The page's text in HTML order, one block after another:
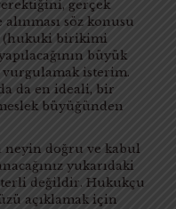
gerçek
söz konusu
(hukuki birikimi
büyük
isterim.
da en ideali, bir
büyüğünden
neyin doğru ve kabul
yukarıdaki
değildir. Hukukçu
açıklamak için